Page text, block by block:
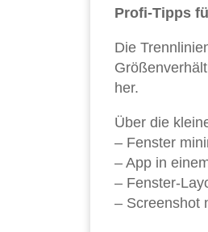
Profi-Tipps
Die
her.
Über die
– Fenster
– App in
– Fenster-
– Screenshot